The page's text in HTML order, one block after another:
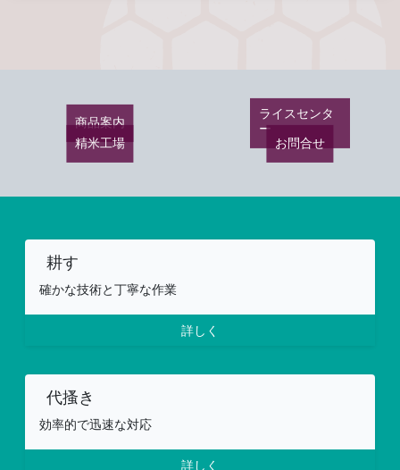
商品案内
ライスセンタ
ー
精米工場
お問合せ
耕す
確かな技術と丁寧な作業
詳しく
代搔き
効率的で迅速な対応
詳しく